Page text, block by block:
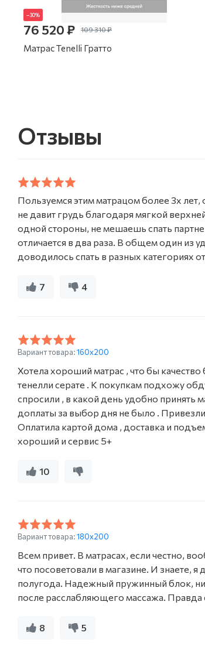
–30%
76 520 ₽ 109 310 ₽
Матрас Tenelli Гратто
Отзывы
Пользуемся этим матрацом более 3х
не давит грудь благодаря мягкой
одной стороны, не мешаешь спать
отличается в два раза. В общем один из
доводилось спать в разных категориях
7 4
Вариант товара:160x200
Хотела хороший матрас , что бы
тенелли серате . К покупкам подхожу
спросили , в какой день удобно принять
доплаты за выбор дня не было .
Оплатила картой дома , доставка и
хороший и сервис 5+
10
Вариант товара:180x200
Всем привет. В матрасах, если честно,
что посоветовали в магазине. И знаете,
полугода. Надежный пружинный блок,
после расслабляющего массажа.
8 5